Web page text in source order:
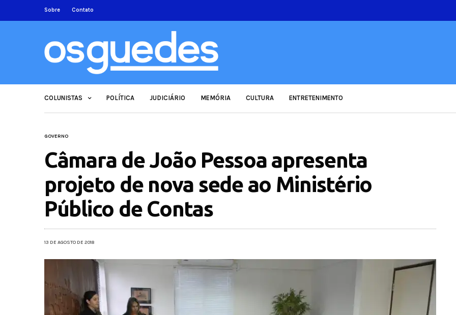
Sobre Contato
COLUNISTAS POLÍTICA JUDICIÁRIO MEMÓRIA CULTURA ENTRETENIMENTO
GOVERNO
Câmara de João Pessoa apresenta
projeto de nova sede ao Ministério
Público de Contas
13 DE AGOSTO DE 2018